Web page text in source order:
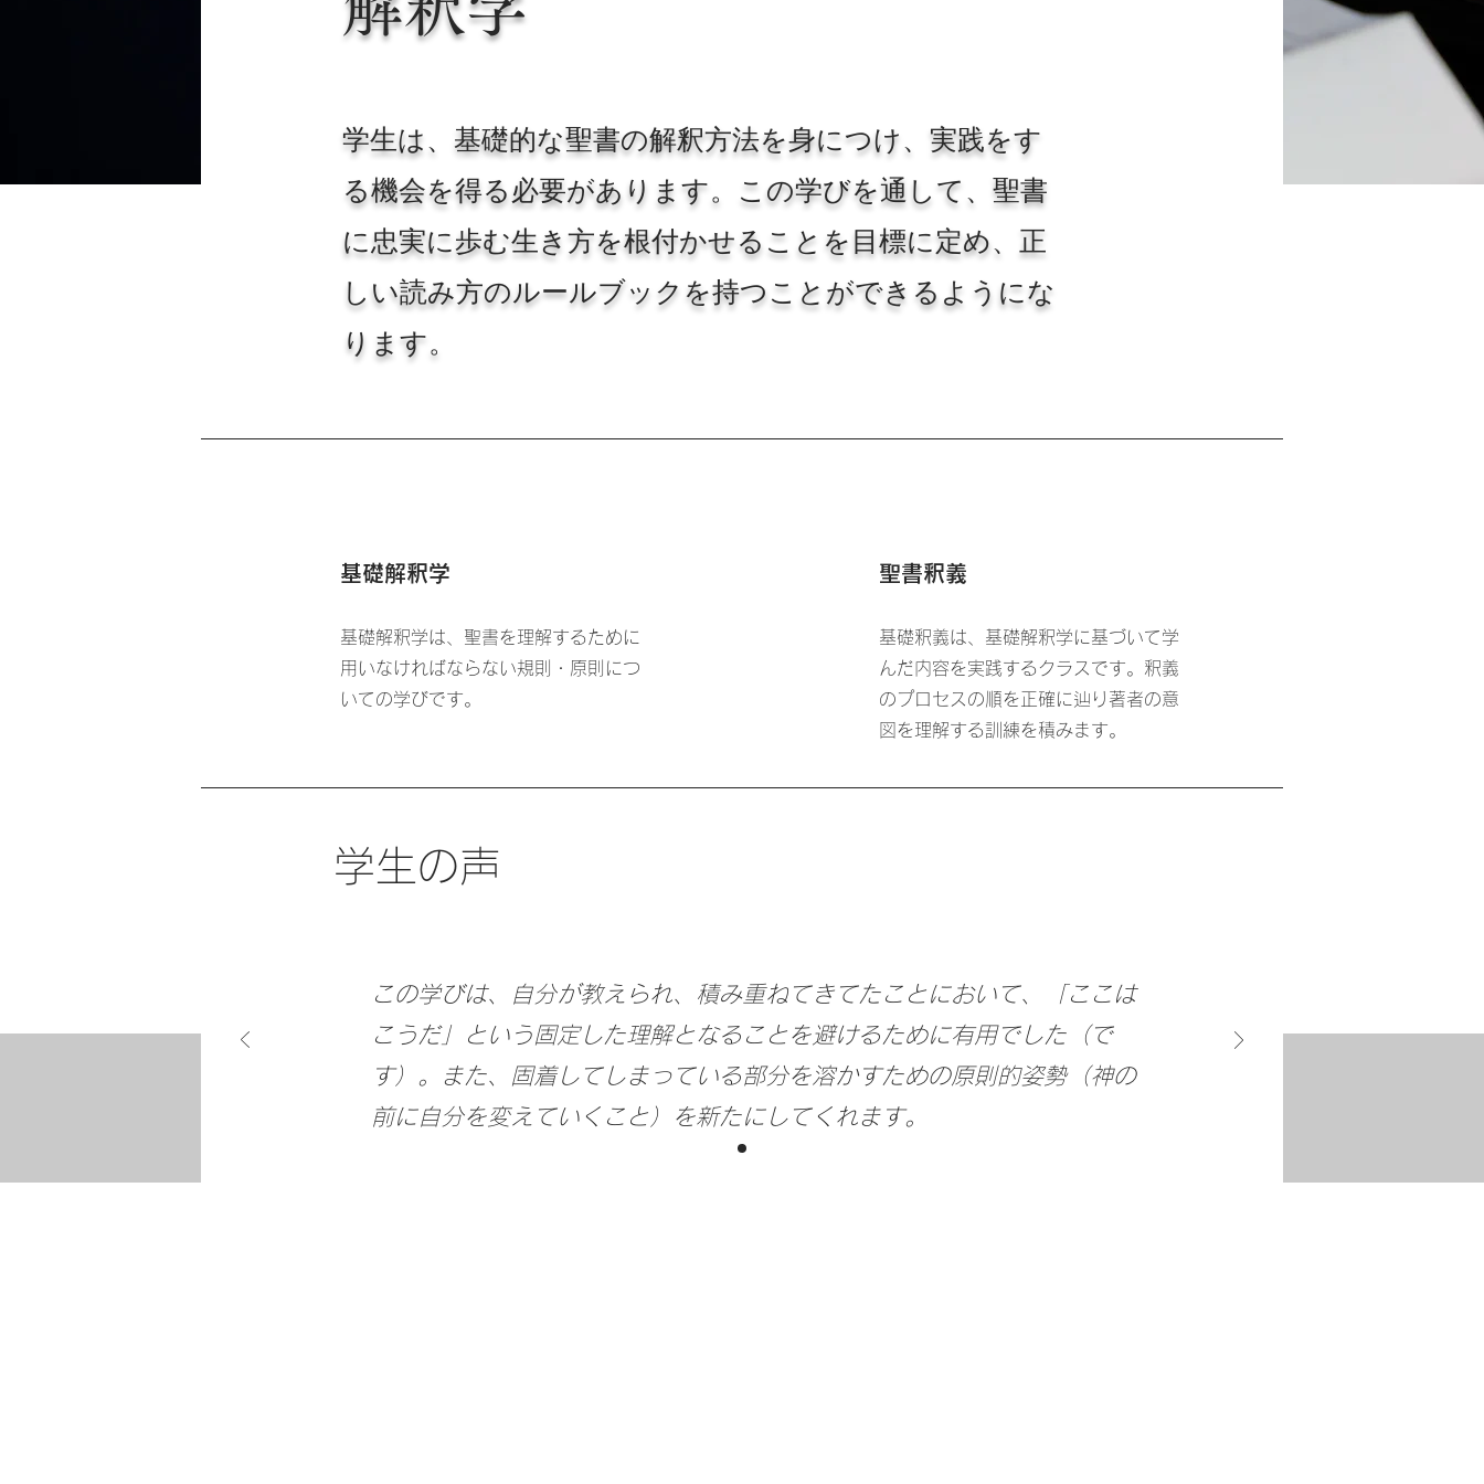
学生は、基礎的な聖書の解釈方法を身につけ、実践をす
る機会を得る必要があります。この学びを通して、聖書
に忠実に歩む生き方を根付かせることを目標に定め、正
しい読み方のルールブックを持つことができるようにな
ります。
基礎解釈学
基礎解釈学は、聖書を理解するために
用いなければならない規則・原則につ
いての学びです。
聖書釈義
基礎釈義は、基礎解釈学に基づいて学
んだ内容を実践するクラスです。釈義
のプロセスの順を正確に辿り著者の意
図を理解する訓練を積みます。
学生の声
この学びは、自分が教えられ、積み重ねてきてたことにおいて、「ここは
こうだ」という固定した理解となることを避けるために有用でした（で
す）。また、固着してしまっている部分を溶かすための原則的姿勢（神の
前に自分を変えていくこと）を新たにしてくれます。